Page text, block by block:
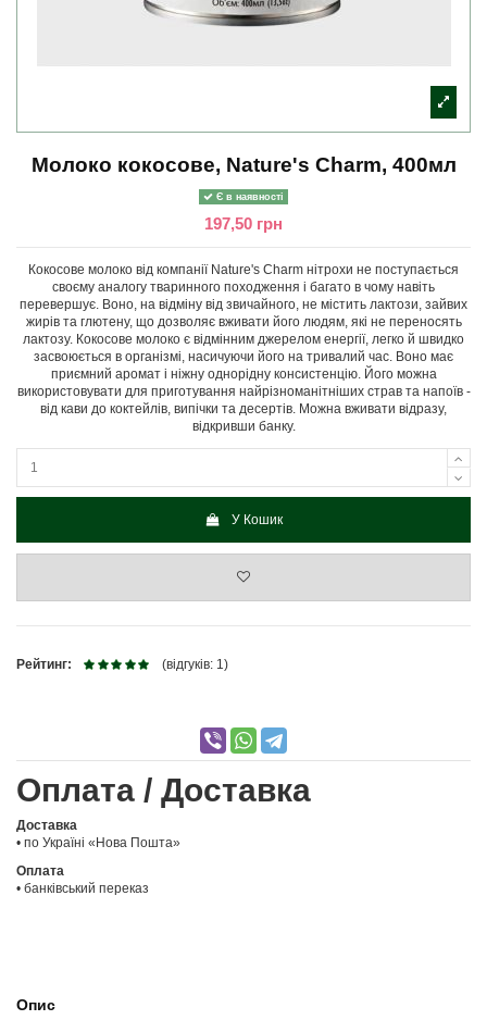
Молоко кокосове, Nature's Charm, 400мл
Є в наявності
197,50 грн
Кокосове молоко від компанії Nature's Charm нітрохи не поступається
своєму аналогу тваринного походження і багато в чому навіть
перевершує. Воно, на відміну від звичайного, не містить лактози, зайвих
жирів та глютену, що дозволяє вживати його людям, які не переносять
лактозу. Кокосове молоко є відмінним джерелом енергії, легко й швидко
засвоюється в організмі, насичуючи його на тривалий час. Воно має
приємний аромат і ніжну однорідну консистенцію. Його можна
використовувати для приготування найрізноманітніших страв та напоїв -
від кави до коктейлів, випічки та десертів. Можна вживати відразу,
відкривши банку.
У Кошик
Рейтинг: (відгуків: 1)
Оплата / Доставка
Доставка
• по Україні «Нова Пошта»
Оплата
• банківський переказ
Опис